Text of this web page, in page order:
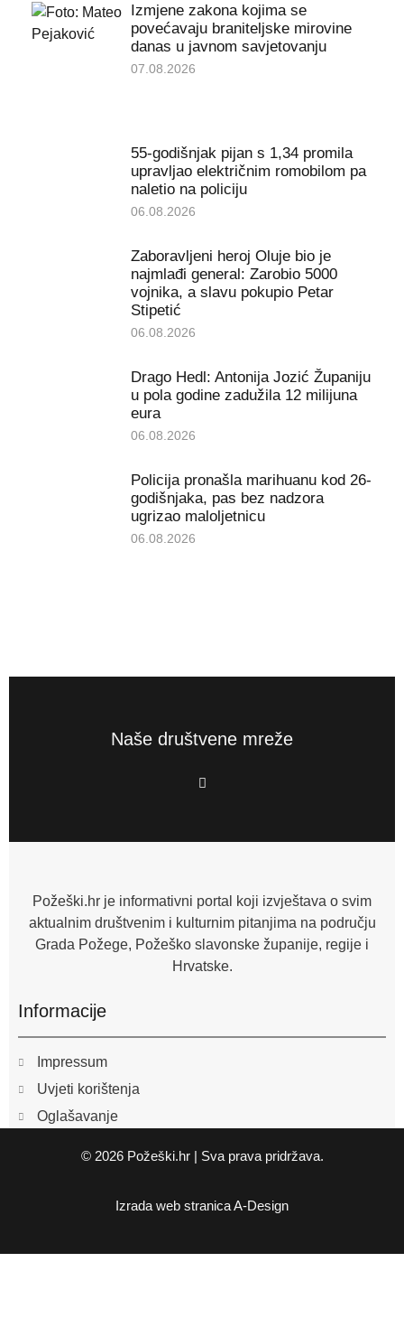
Izmjene zakona kojima se
povećavaju braniteljske mirovine
danas u javnom savjetovanju
07.08.2026
55-godišnjak pijan s 1,34 promila
upravljao električnim romobilom pa
naletio na policiju
06.08.2026
Zaboravljeni heroj Oluje bio je
najmlađi general: Zarobio 5000
vojnika, a slavu pokupio Petar
Stipetić
06.08.2026
Drago Hedl: Antonija Jozić Županiju
u pola godine zadužila 12 milijuna
eura
06.08.2026
Policija pronašla marihuanu kod 26-
godišnjaka, pas bez nadzora
ugrizao maloljetnicu
06.08.2026
Naše društvene mreže
F
a
o
f
Požeški.hr je informativni portal koji izvještava o svim
aktualnim društvenim i kulturnim pitanjima na području
Grada Požege, Požeško slavonske županije, regije i
Hrvatske.
Informacije
Impressum
Uvjeti korištenja
Oglašavanje
© 2026 Požeški.hr | Sva prava pridržava.
Izrada web stranicaA-Design